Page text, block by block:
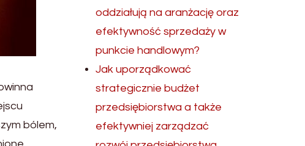
bólem,
oddziałują na aranżację oraz
efektywność sprzedaży w
punkcie handlowym?
Jak uporządkować
strategicznie budżet
przedsiębiorstwa a także
efektywniej zarządzać